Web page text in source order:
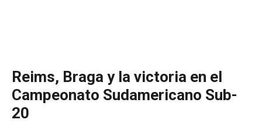
Reims, Braga y la victoria en el
Campeonato Sudamericano Sub-
20